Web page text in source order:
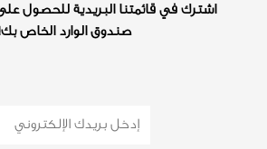
اشترك في قائمتنا البريدية للحصول
صندوق الوارد الخاص